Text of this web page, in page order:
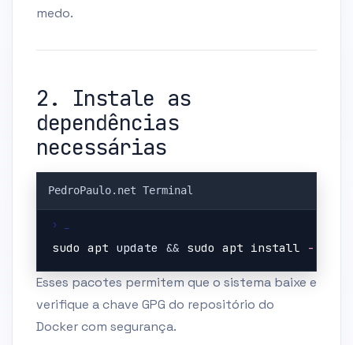
medo.
2. Instale as
dependências
necessárias
sudo apt update && sudo apt install -y
Esses pacotes permitem que o sistema baixe e
verifique a chave GPG do repositório do
Docker com segurança.